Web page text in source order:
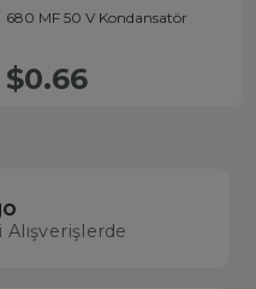
680 MF 50 V Kondansatör
$0.66